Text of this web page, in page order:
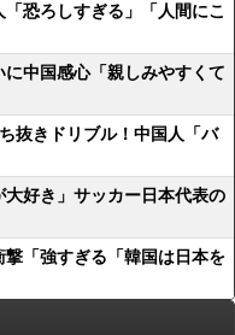
恐ろしすぎる」「人間にこ
中国感心「親しみやすくて
抜きドリブル！中国人「バ
好き」サッカー日本代表の
「強すぎる「韓国は日本を